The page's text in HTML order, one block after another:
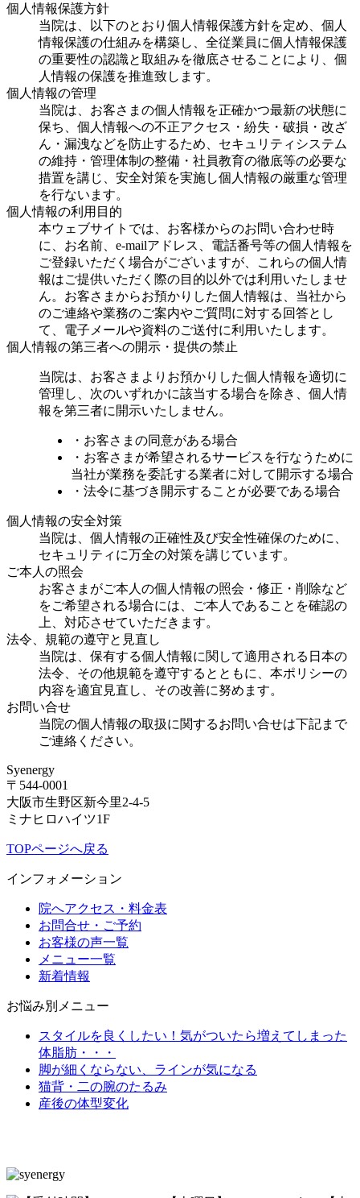
個人情報保護方針
当院は、以下のとおり個人情報保護方針を定め、個人
情報保護の仕組みを構築し、全従業員に個人情報保護
の重要性の認識と取組みを徹底させることにより、個
人情報の保護を推進致します。
個人情報の管理
当院は、お客さまの個人情報を正確かつ最新の状態に
保ち、個人情報への不正アクセス・紛失・破損・改ざ
ん・漏洩などを防止するため、セキュリティシステム
の維持・管理体制の整備・社員教育の徹底等の必要な
措置を講じ、安全対策を実施し個人情報の厳重な管理
を行ないます。
個人情報の利用目的
本ウェブサイトでは、お客様からのお問い合わせ時
に、お名前、e-mailアドレス、電話番号等の個人情報を
ご登録いただく場合がございますが、これらの個人情
報はご提供いただく際の目的以外では利用いたしませ
ん。お客さまからお預かりした個人情報は、当社から
のご連絡や業務のご案内やご質問に対する回答とし
て、電子メールや資料のご送付に利用いたします。
個人情報の第三者への開示・提供の禁止
当院は、お客さまよりお預かりした個人情報を適切に
管理し、次のいずれかに該当する場合を除き、個人情
報を第三者に開示いたしません。
・お客さまの同意がある場合
・お客さまが希望されるサービスを行なうために
当社が業務を委託する業者に対して開示する場合
・法令に基づき開示することが必要である場合
個人情報の安全対策
当院は、個人情報の正確性及び安全性確保のために、
セキュリティに万全の対策を講じています。
ご本人の照会
お客さまがご本人の個人情報の照会・修正・削除など
をご希望される場合には、ご本人であることを確認の
上、対応させていただきます。
法令、規範の遵守と見直し
当院は、保有する個人情報に関して適用される日本の
法令、その他規範を遵守するとともに、本ポリシーの
内容を適宜見直し、その改善に努めます。
お問い合せ
当院の個人情報の取扱に関するお問い合せは下記まで
ご連絡ください。
Syenergy
〒544-0001
大阪市生野区新今里2-4-5
ミナヒロハイツ1F
TOPページへ戻る
インフォメーション
院へアクセス・料金表
お問合せ・ご予約
お客様の声一覧
メニュー一覧
新着情報
お悩み別メニュー
スタイルを良くしたい！気がついたら増えてしまった
体脂肪・・・
脚が細くならない、ラインが気になる
猫背・二の腕のたるみ
産後の体型変化